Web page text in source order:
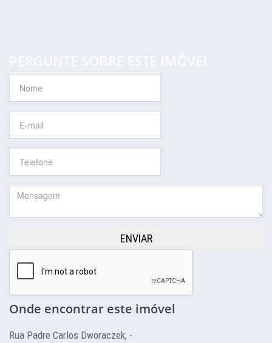
ENVIAR
Onde encontrar este imóvel
Rua Padre Carlos Dworaczek, -